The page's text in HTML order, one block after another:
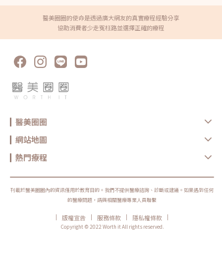
醫美圈圈的使命是透過廣大網友的真實療程經驗分享
協助消費者少走冤枉路並選擇正確的療程
醫美圈圈
網站地圖
熱門療程
刊載於醫美圈圈內的資訊僅用於教育目的。我們不提供醫療諮詢、診斷或建議。如果遇到任何
的醫療問題，請與相關醫療專業人員聯繫
| 版權宣告 | 服務條款 | 隱私權條款
|
Copyright © 2022 Worth it All rights reserved.